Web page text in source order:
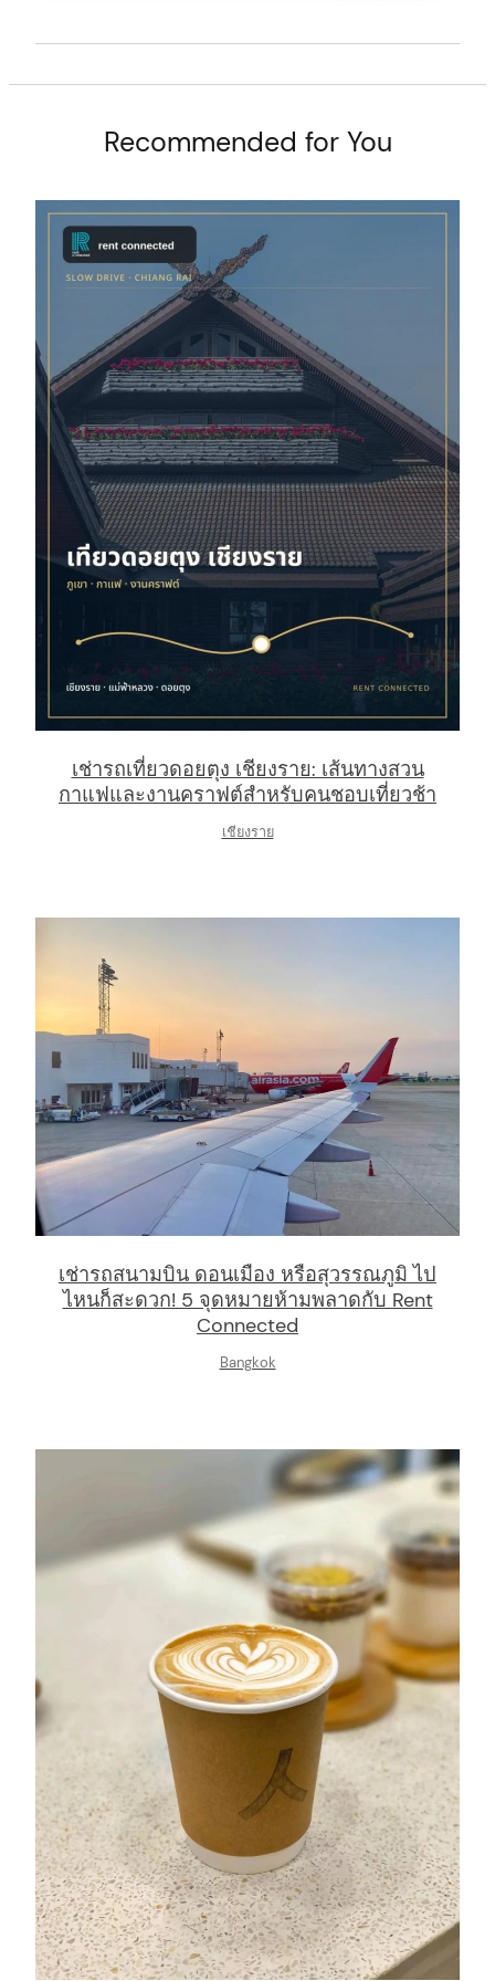
Recommended for You
เช่ารถเที่ยวดอยตุง เชียงราย: เส้นทางสวน
กาแฟและงานคราฟต์สำหรับคนชอบเที่ยวช้า
เชียงราย
เช่ารถสนามบิน ดอนเมือง หรือสุวรรณภูมิ ไป
ไหนก็สะดวก! 5 จุดหมายห้ามพลาดกับ Rent
Connected
Bangkok